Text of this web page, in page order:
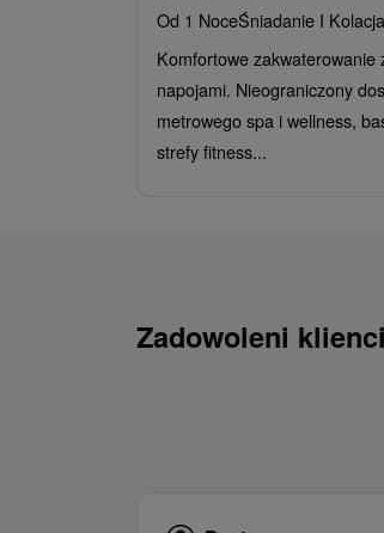
Od 1 NoceŚniadanie I Kolacja
Komfortowe zakwaterowanie
napojami. Nieograniczony
metrowego spa i wellness,
strefy fitness...
Zadowoleni klienci